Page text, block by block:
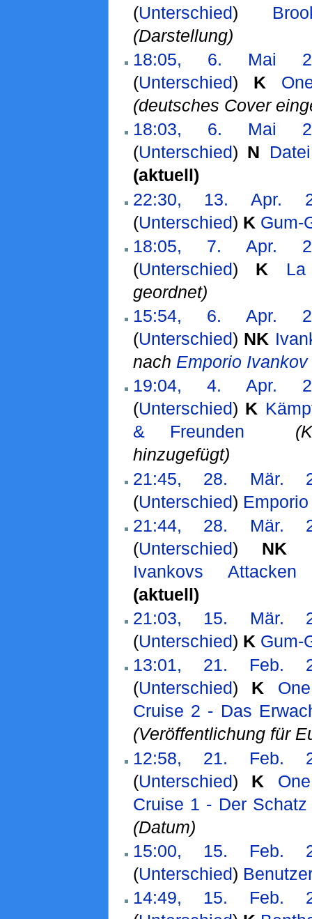
(Unterschied)
(Darstellung)
18:05, 6. Mai
(Unterschied) K
(deutsches Cover
18:03, 6. Mai
(Unterschied) N
(aktuell)
22:30, 13. Apr.
(Unterschied) K Gum-
18:05, 7. Apr.
(Unterschied) K
geordnet)
15:54, 6. Apr.
(Unterschied) NK
nach Emporio Ivankov
19:04, 4. Apr.
(Unterschied) K
& Freunden
hinzugefügt)
21:45, 28. Mär.
(Unterschied)
21:44, 28. Mär.
(Unterschied) NK
Ivankovs Attacken
(aktuell)
21:03, 15. Mär.
(Unterschied) K Gum-
13:01, 21. Feb.
(Unterschied) K
Cruise 2 - Das
(Veröffentlichung für
12:58, 21. Feb.
(Unterschied) K
Cruise 1 - Der
(Datum)
15:00, 15. Feb.
(Unterschied)
14:49, 15. Feb.